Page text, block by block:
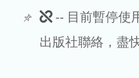
此
期
-- 目前暫停使
出版社聯絡，盡